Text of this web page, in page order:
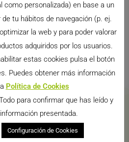
DE CUNIPIC
como personalizada) en base a un
tu hábitos de navegación (p. ej.
la web y para poder valorar
adquiridos por los usuarios.
estas cookies pulsa el botón
Puedes obtener más información
Política de Cookies
para confirmar que has leído y
presentada.
Configuración de Cookies